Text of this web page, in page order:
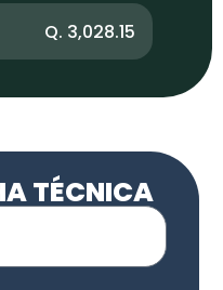
Q. 3,028.15
TÉCNICA